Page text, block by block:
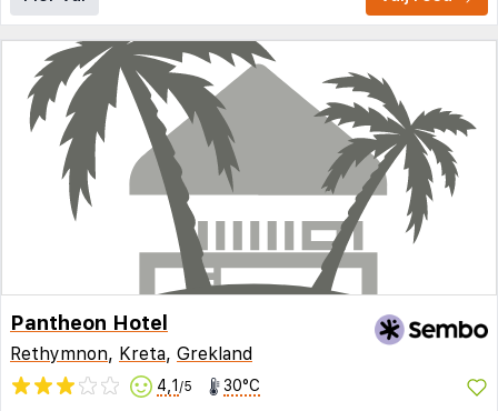
Pantheon Hotel
Rethymnon, Kreta, Grekland
4,1 /5 30°C